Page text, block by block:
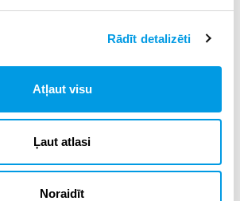
Rādīt detalizēti
Atļaut visu
Ļaut atlasi
Noraidīt
ir Latvijas čempionātu laureātes,
čempionātos sinhronajā daiļslidošanā
klases meistare, Latvijas
ledus daudzkārtēja čempione,
pasaules un Eiropas
Jaunā gada šovs «Īkstīte» dosies
un Šveici,